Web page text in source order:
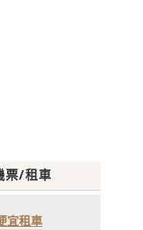
票/租車
宜租車